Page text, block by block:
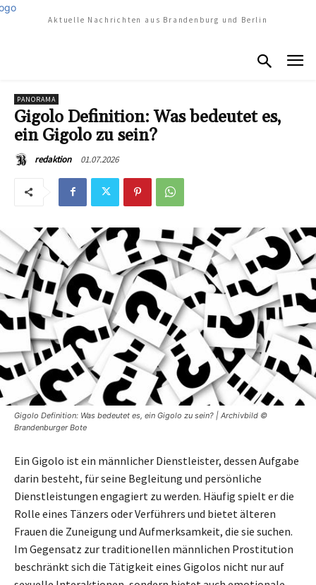
Aktuelle Nachrichten aus Brandenburg und Berlin
PANORAMA
Gigolo Definition: Was bedeutet es,
ein Gigolo zu sein?
redaktion 01.07.2026
Gigolo Definition: Was bedeutet es, ein Gigolo zu sein? | Archivbild ©
Brandenburger Bote
Ein Gigolo ist ein männlicher Dienstleister, dessen Aufgabe
darin besteht, für seine Begleitung und persönliche
Dienstleistungen engagiert zu werden. Häufig spielt er die
Rolle eines Tänzers oder Verführers und bietet älteren
Frauen die Zuneigung und Aufmerksamkeit, die sie suchen.
Im Gegensatz zur traditionellen männlichen Prostitution
beschränkt sich die Tätigkeit eines Gigolos nicht nur auf